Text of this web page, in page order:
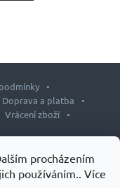
procházením
používáním.. Více
Doprava a platba
Vrácení zboží